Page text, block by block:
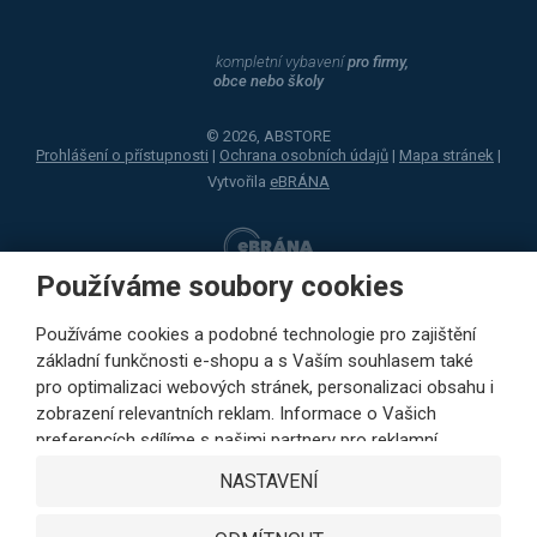
Používáme soubory cookies
Používáme cookies a podobné technologie pro zajištění
základní funkčnosti e-shopu a s Vaším souhlasem také
pro optimalizaci webových stránek, personalizaci obsahu i
zobrazení relevantních reklam. Informace o Vašich
preferencích sdílíme s našimi partnery pro reklamní,
sociální sítě i podrobné analýzy pouze s Vaším souhlasem.
Partneři mohou tyto údaje v rámci personalizace reklamy
NASTAVENÍ
kompletní vybavenípro firmy,
obce nebo školy
© 2026, ABSTORE
Prohlášení o přístupnosti | Ochrana osobních údajů | Mapa stránek |
Vytvořila eBRÁNA